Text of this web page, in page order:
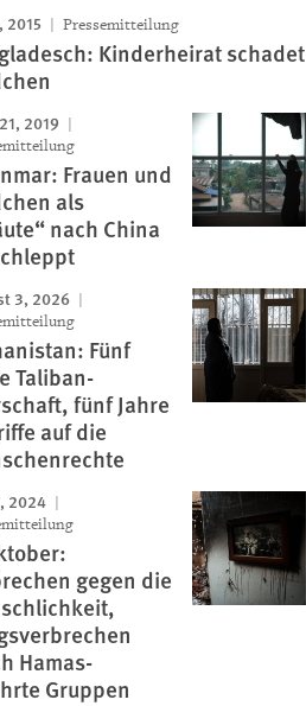
2015 Pressemitteilung
Kinderheirat schadet
2019
Frauen und
als
nach China
3, 2026
Fünf
Taliban-
fünf Jahre
auf die
2024
gegen die
Hamas-
Gruppen